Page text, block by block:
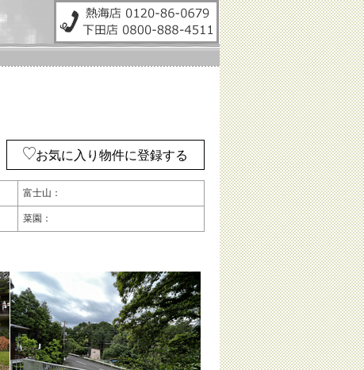
お気に入り物件に登録する
富士山：
菜園：